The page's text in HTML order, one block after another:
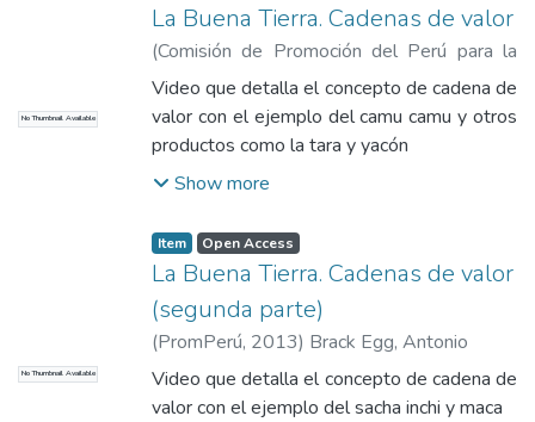
No Thumbnail Available
La Buena Tierra. Cadenas de valor
(Comisión de Promoción del Perú para la
Exportación y el Turismo,2013) Brack Egg,
Antonio
Video que detalla el concepto de cadena de
valor con el ejemplo del camu camu y otros
productos como la tara y yacón
Show more
No Thumbnail Available
Item Open Access
La Buena Tierra. Cadenas de valor
(segunda parte)
(PromPerú, 2013) Brack Egg, Antonio
Video que detalla el concepto de cadena de
valor con el ejemplo del sacha inchi y maca